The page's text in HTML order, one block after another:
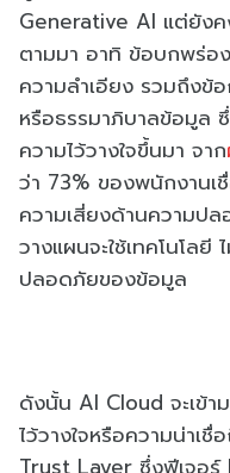
Generative AI แต่ยัง
ตามมา อาทิ ข้อบกพร่
ความลำเอียง รวมถึงข้
หรือธรรมาภิบาลข้อมูล
ความไว้วางใจขึ้นมา จาก
ว่า 73% ของพนักงานเ
ความเสี่ยงด้านความป
วางแผนจะใช้เทคโนโลยี
ปลอดภัยของข้อมูล
ดังนั้น AI Cloud จะเข้า
ไว้วางใจหรือความน่าเ